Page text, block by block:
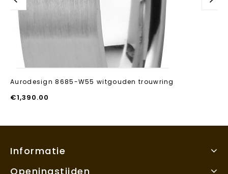
Aurodesign 8685-W55 witgouden trouwring
€1,390.00
Informatie
Openingstijden